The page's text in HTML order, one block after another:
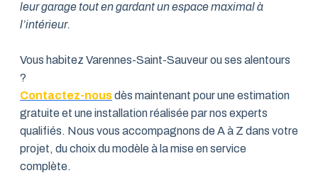
leur garage tout en gardant un espace maximal à
l’intérieur.
Vous habitez Varennes-Saint-Sauveur ou ses alentours
?
Contactez-nousdès maintenant pour une estimation
gratuite et une installation réalisée par nos experts
qualifiés. Nous vous accompagnons de A à Z dans votre
projet, du choix du modèle à la mise en service
complète.